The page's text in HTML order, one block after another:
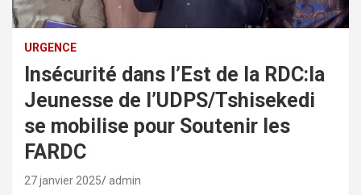
URGENCE
Insécurité dans l’Est de la RDC:la
Jeunesse de l’UDPS/Tshisekedi
se mobilise pour Soutenir les
FARDC
27 janvier 2025 admin